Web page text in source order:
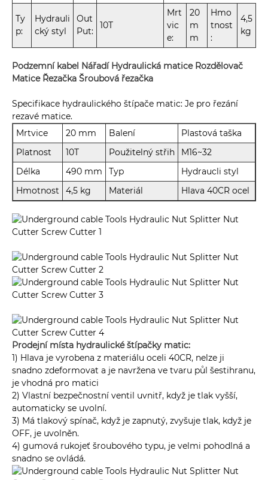
Ty
p:
Hydrauli
cký styl
Out
Put:
10T
Mrt
vic
e:
20
m
m
Hmo
tnost
:
4,5
kg
Podzemní kabel Nářadí Hydraulická matice Rozdělovač
Matice Řezačka Šroubová řezačka
Specifikace hydraulického štípače matic: Je pro řezání
rezavé matice.
Mrtvice
20 mm Balení
Plastová taška
Platnost
10T Použitelný střih
M16~32
Délka
490 mm Typ
Hydraucli styl
Hmotnost
4,5 kg Materiál Hlava 40CR ocel
Prodejní místa hydraulické štípačky matic:
1) Hlava je vyrobena z materiálu oceli 40CR, nelze ji
snadno zdeformovat a je navržena ve tvaru půl šestihranu,
je vhodná pro matici
2) Vlastní bezpečnostní ventil uvnitř, když je tlak vyšší,
automaticky se uvolní.
3) Má tlakový spínač, když je zapnutý, zvyšuje tlak, když je
OFF, je uvolněn.
4) gumová rukojeť šroubového typu, je velmi pohodlná a
snadno se ovládá.